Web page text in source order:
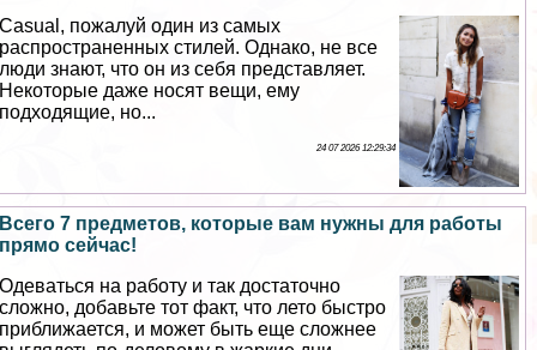
Casual, пожалуй один из самых
распространенных стилей. Однако, не все
люди знают, что он из себя представляет.
Некоторые даже носят вещи, ему
подходящие, но...
24 07 2026 12:29:34
Всего 7 предметов, которые вам нужны для работы
прямо сейчас!
Одеваться на работу и так достаточно
сложно, добавьте тот факт, что лето быстро
приближается, и может быть еще сложнее